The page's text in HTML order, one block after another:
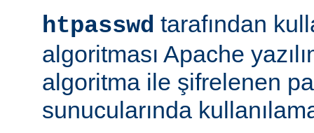
htpasswd tarafından
algoritması Apache
algoritma ile şifrelenen
sunucularında